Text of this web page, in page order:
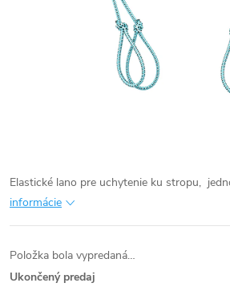
Elastické lano pre uchytenie ku stropu,
informácie
Položka bola vypredaná…
Ukončený predaj